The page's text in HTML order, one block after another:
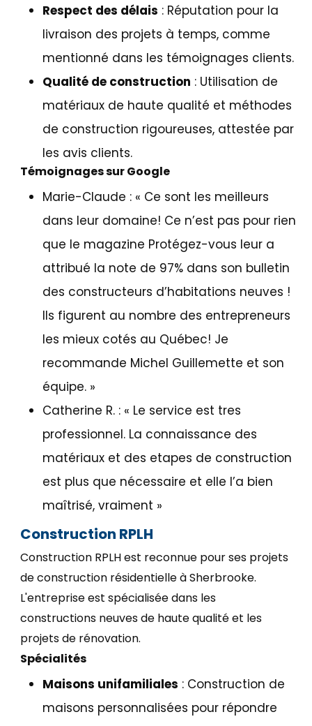
Respect des délais : Réputation pour la
livraison des projets à temps, comme
mentionné dans les témoignages clients.
Qualité de construction : Utilisation de
matériaux de haute qualité et méthodes
de construction rigoureuses, attestée par
les avis clients.
Témoignages sur Google
Marie-Claude : « Ce sont les meilleurs
dans leur domaine! Ce n’est pas pour rien
que le magazine Protégez-vous leur a
attribué la note de 97% dans son bulletin
des constructeurs d’habitations neuves !
Ils figurent au nombre des entrepreneurs
les mieux cotés au Québec! Je
recommande Michel Guillemette et son
équipe. »
Catherine R. : « Le service est tres
professionnel. La connaissance des
matériaux et des etapes de construction
est plus que nécessaire et elle l’a bien
maîtrisé, vraiment »
Construction RPLH
Construction RPLH est reconnue pour ses projets
de construction résidentielle à Sherbrooke.
L'entreprise est spécialisée dans les
constructions neuves de haute qualité et les
projets de rénovation.
Spécialités
Maisons unifamiliales : Construction de
maisons personnalisées pour répondre